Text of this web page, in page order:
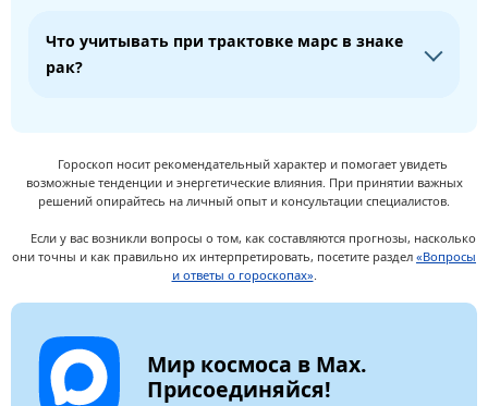
Что учитывать при трактовке марс в знаке
рак?
Гороскоп носит рекомендательный характер и помогает увидеть
возможные тенденции и энергетические влияния. При принятии важных
решений опирайтесь на личный опыт и консультации специалистов.
Если у вас возникли вопросы о том, как составляются прогнозы, насколько
они точны и как правильно их интерпретировать, посетите раздел «Вопросы
и ответы о гороскопах»
Мир космоса в Max.
Присоединяйся!